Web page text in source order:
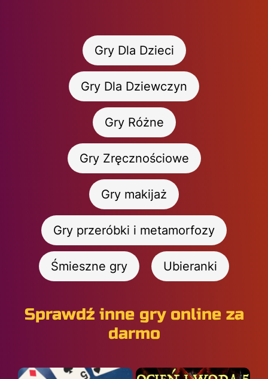
Gry Dla Dzieci
Gry Dla Dziewczyn
Gry Różne
Gry Zręcznościowe
Gry makijaż
Gry przeróbki i metamorfozy
Śmieszne gry Ubieranki
Sprawdź inne gry online za
darmo